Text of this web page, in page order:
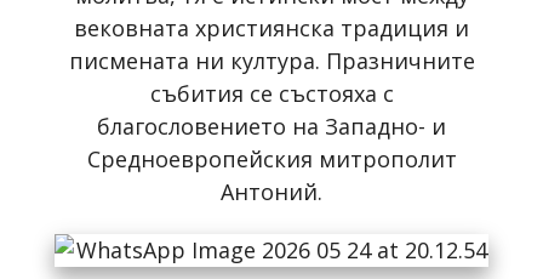
вековната християнска традиция и
писмената ни култура. Празничните
събития се състояха с
благословението на Западно- и
Средноевропейския митрополит
Антоний.